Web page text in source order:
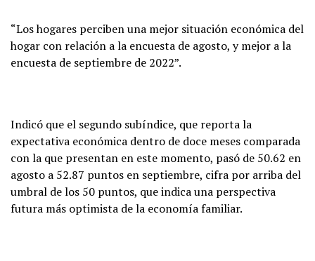
“Los hogares perciben una mejor situación económica del
hogar con relación a la encuesta de agosto, y mejor a la
encuesta de septiembre de 2022”.
Indicó que el segundo subíndice, que reporta la
expectativa económica dentro de doce meses comparada
con la que presentan en este momento, pasó de 50.62 en
agosto a 52.87 puntos en septiembre, cifra por arriba del
umbral de los 50 puntos, que indica una perspectiva
futura más optimista de la economía familiar.